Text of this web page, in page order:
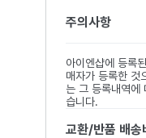
주의사항
아이엔샵에 등록
매자가 등록한 것
는 그 등록내역에
습니다.
교환/반품 배송